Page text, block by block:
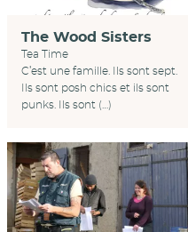
The Wood Sisters
Tea Time
C’est une famille. Ils sont sept.
Ils sont posh chics et ils sont
punks. Ils sont (…)